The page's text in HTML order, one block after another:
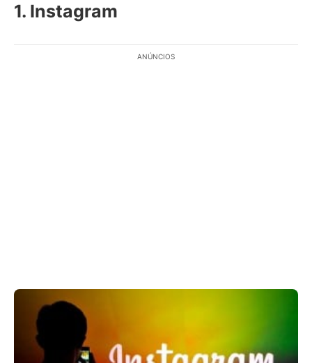
1. Instagram
ANÚNCIOS